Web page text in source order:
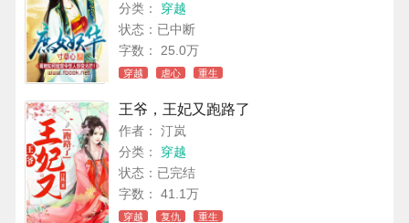
分类： 穿越
状态：已中断
字数： 25.0万
穿越 虐心 重生
王爷，王妃又跑路了
作者： 汀岚
分类： 穿越
状态：已完结
字数： 41.1万
穿越 复仇 重生